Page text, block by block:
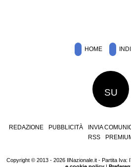
HOME
SU
REDAZIONE PUBBLICITÀ INVIA
RSS
Copyright © 2013 - 2026 IlNazionale.it - Partita Iva: